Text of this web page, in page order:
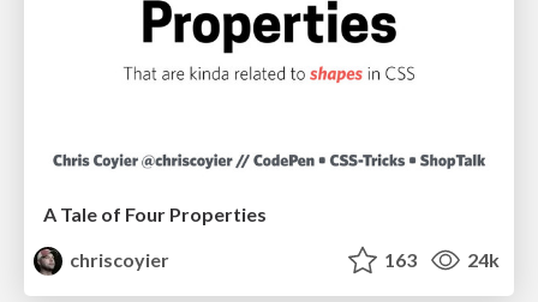
A Tale of Four Properties
chriscoyier
163 24k